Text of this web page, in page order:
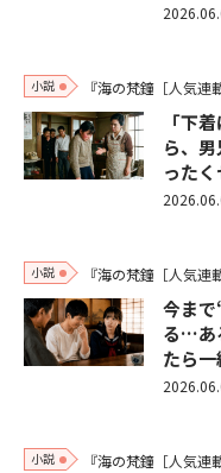
小説 『海の梵鐘［人気連
「下
ら、
った
小説 『海の梵鐘［人気連
今ま
る…あ
たら
小説 『海の梵鐘［人気連